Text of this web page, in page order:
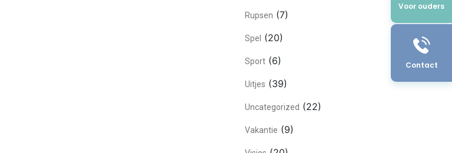
Voor ouders
Contact
Rupsen (7)
Spel (20)
Sport (6)
Uitjes (39)
Uncategorized (22)
Vakantie (9)